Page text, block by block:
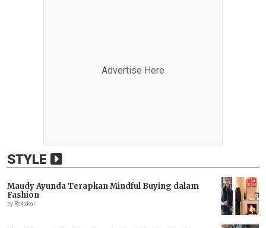
Advertise Here
STYLE
Maudy Ayunda Terapkan Mindful Buying dalam
Fashion
by Redaksi